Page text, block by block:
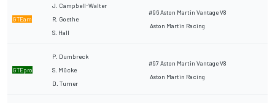
GTEam
J. Campbell-Walter
R. Goethe
S. Hall
#96 Aston Martin Vantage V8
Aston Martin Racing
GTEpro
P. Dumbreck
S. Mücke
D. Turner
#97 Aston Martin Vantage V8
Aston Martin Racing